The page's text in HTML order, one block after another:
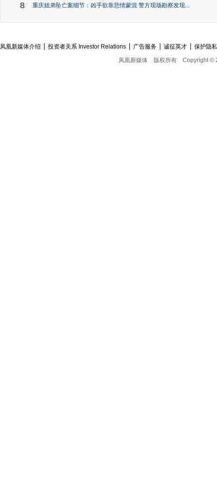
8 重庆姐弟坠亡案细节：凶手欲靠悲情蒙混 警方现场勘察发现...
凤凰新媒体介绍 投资者关系 Investor Relations 广告服务 诚征英才
保护隐
凤凰新媒体
版权所有 Copyright ©